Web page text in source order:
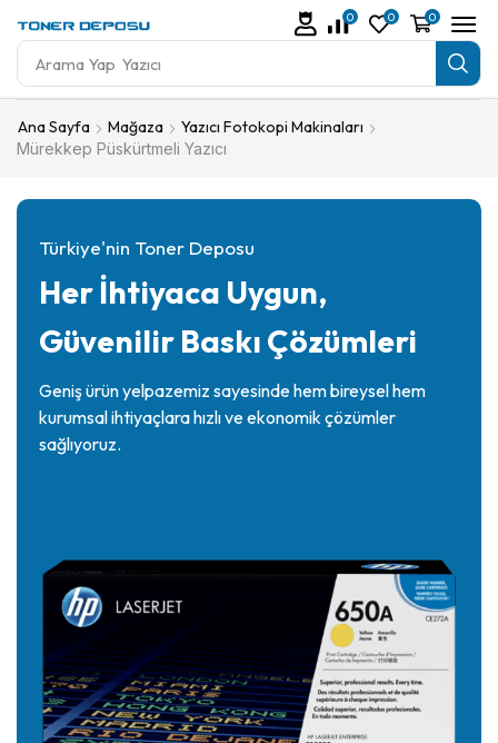
Arama Yap Yazıcı
0 0 0
Ana Sayfa Mağaza Yazıcı Fotokopi Makinaları
Mürekkep Püskürtmeli Yazıcı
Türkiye'nin Toner Deposu
Her İhtiyaca Uygun,
Güvenilir Baskı Çözümleri
Geniş ürün yelpazemiz sayesinde hem bireysel hem
kurumsal ihtiyaçlara hızlı ve ekonomik çözümler
sağlıyoruz.